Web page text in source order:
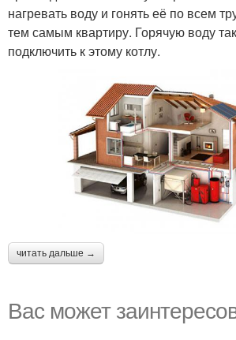
нагревать воду и гонять её по всем
тем самым квартиру. Горячую воду
подключить к этому котлу.
читать дальше →
Вас может